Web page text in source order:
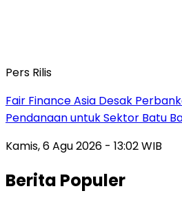
Pers Rilis
Fair Finance Asia Desak
Pendanaan untuk Sektor Batu
Kamis, 6 Agu 2026 - 13:02 WIB
Berita Populer